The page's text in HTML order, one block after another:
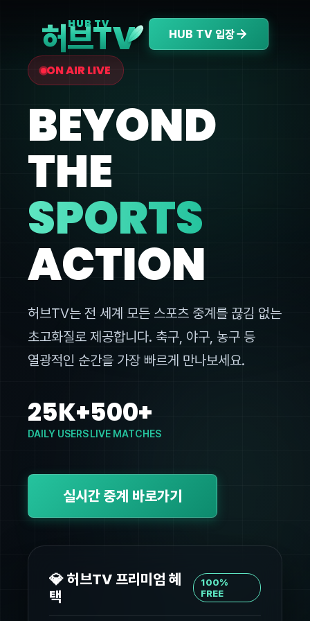
HUB TV
허브TV HUB TV 입장
ON AIR LIVE
BEYOND
THE
SPORTS
ACTION
허브TV는 전 세계 모든 스포츠 중계를 끊김 없는
초고화질로 제공합니다. 축구, 야구, 농구 등
열광적인 순간을 가장 빠르게 만나보세요.
25K+
DAILY USERS
500+
LIVE MATCHES
실시간 중계 바로가기
💎 허브TV 프리미엄 혜
택
100%
FREE